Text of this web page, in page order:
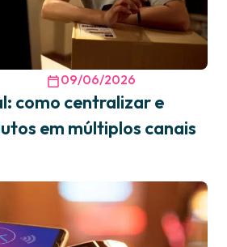
09/06/2026
como centralizar e
em múltiplos canais